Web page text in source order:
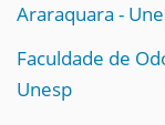
Araraquara -
Faculdade de
Unesp